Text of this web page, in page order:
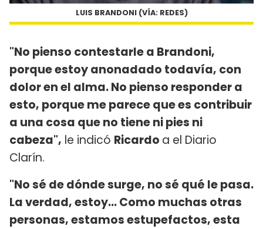
LUIS BRANDONI (VÍA: REDES)
"No pienso contestarle a Brandoni,
porque estoy anonadado todavía, con
dolor en el alma. No pienso responder a
esto, porque me parece que es contribuir
a una cosa que no tiene ni pies ni
cabeza", le indicó Ricardo a el Diario
Clarín.
"No sé de dónde surge, no sé qué le pasa.
La verdad, estoy... Como muchas otras
personas, estamos estupefactos, esta